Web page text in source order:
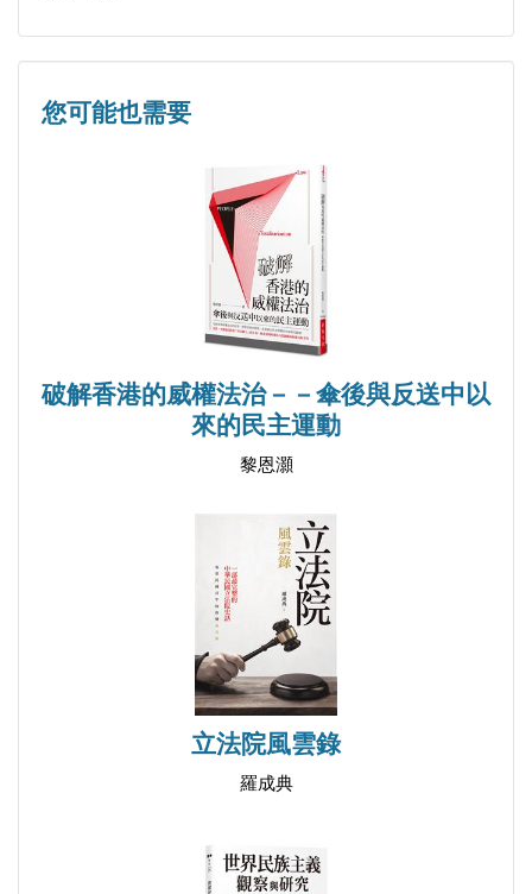
第五章 五年規劃的藍圖
第二節 「十三五」規劃到「十五五」規劃
第三節 經濟新常態與內外雙循環
第一節 中國模式還在演進中
第二節 新經濟與雙循環的多挑戰
您可能也需要
破解香港的威權法治－－傘後與反送中以
來的民主運動
黎恩灝
立法院風雲錄
羅成典